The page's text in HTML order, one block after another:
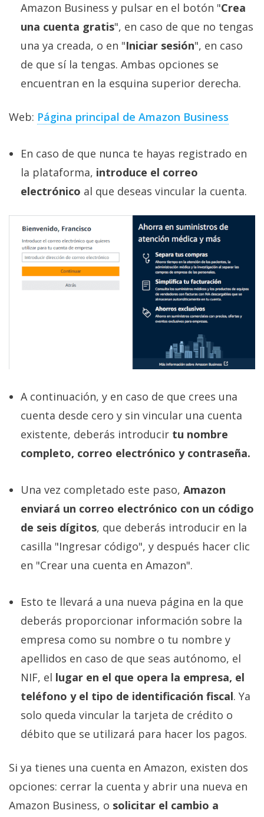
Amazon Business y pulsar en el botón "Crea
una cuenta gratis", en caso de que no tengas
una ya creada, o en "Iniciar sesión", en caso
de que sí la tengas. Ambas opciones se
encuentran en la esquina superior derecha.
Web: Página principal de Amazon Business
En caso de que nunca te hayas registrado en
la plataforma, introduce el correo
electrónico al que deseas vincular la cuenta.
A continuación, y en caso de que crees una
cuenta desde cero y sin vincular una cuenta
existente, deberás introducir tu nombre
completo, correo electrónico y contraseña.
Una vez completado este paso, Amazon
enviará un correo electrónico con un código
de seis dígitos, que deberás introducir en la
casilla "Ingresar código", y después hacer clic
en "Crear una cuenta en Amazon".
Esto te llevará a una nueva página en la que
deberás proporcionar información sobre la
empresa como su nombre o tu nombre y
apellidos en caso de que seas autónomo, el
NIF, el lugar en el que opera la empresa, el
teléfono y el tipo de identificación fiscal. Ya
solo queda vincular la tarjeta de crédito o
débito que se utilizará para hacer los pagos.
Si ya tienes una cuenta en Amazon, existen dos
opciones: cerrar la cuenta y abrir una nueva en
Amazon Business, o solicitar el cambio a